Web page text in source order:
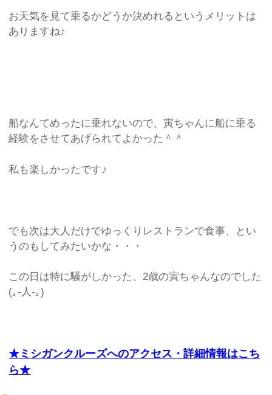
お天気を見て乗るかどうか決めれるというメリットは
ありますね♪
船なんてめったに乗れないので、寅ちゃんに船に乗る
経験をさせてあげられてよかった＾＾
私も楽しかったです♪
でも次は大人だけでゆっくりレストランで食事、とい
うのもしてみたいかな・・・
この日は特に騒がしかった、2歳の寅ちゃんなのでした
(｡-人-｡)
★ミシガンクルーズへのアクセス・詳細情報はこち
ら★